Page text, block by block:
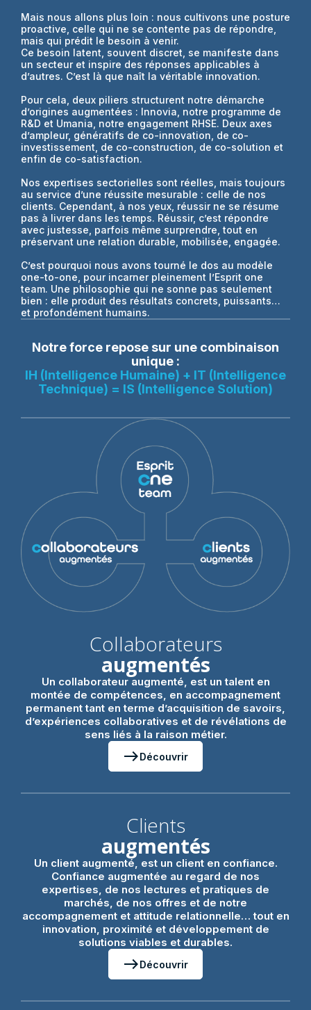
Mais nous allons plus loin : nous cultivons une posture
proactive, celle qui ne se contente pas de répondre,
mais qui prédit le besoin à venir.
Ce besoin latent, souvent discret, se manifeste dans
un secteur et inspire des réponses applicables à
d’autres. C’est là que naît la véritable innovation.
Pour cela, deux piliers structurent notre démarche
d’origines augmentées : Innovia, notre programme de
R&D et Umania, notre engagement RHSE. Deux axes
d’ampleur, génératifs de co-innovation, de co-
investissement, de co-construction, de co-solution et
enfin de co-satisfaction.
Nos expertises sectorielles sont réelles, mais toujours
au service d’une réussite mesurable : celle de nos
clients. Cependant, à nos yeux, réussir ne se résume
pas à livrer dans les temps. Réussir, c’est répondre
avec justesse, parfois même surprendre, tout en
préservant une relation durable, mobilisée, engagée.
C’est pourquoi nous avons tourné le dos au modèle
one-to-one, pour incarner pleinement l’Esprit one
team. Une philosophie qui ne sonne pas seulement
bien : elle produit des résultats concrets, puissants…
et profondément humains.
Notre force repose sur une combinaison
unique :
IH (Intelligence Humaine) + IT (Intelligence
Technique) = IS (Intelligence Solution)
Collaborateurs
augmentés
Un collaborateur augmenté, est un talent en
montée de compétences, en accompagnement
permanent tant en terme d’acquisition de savoirs,
d’expériences collaboratives et de révélations de
sens liés à la raison métier.
eastDécouvrir
Clients
augmentés
Un client augmenté, est un client en confiance.
Confiance augmentée au regard de nos
expertises, de nos lectures et pratiques de
marchés, de nos offres et de notre
accompagnement et attitude relationnelle… tout en
innovation, proximité et développement de
solutions viables et durables.
eastDécouvrir